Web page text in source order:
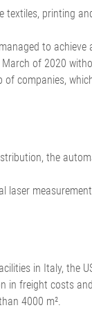
printing
to achieve
of 2020
companies,
the
in Italy, the
in freight costs
4000 m².